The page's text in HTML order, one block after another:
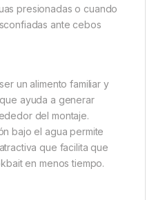
presionadas o cuando
ante cebos
un alimento familiar y
ayuda a generar
del montaje.
bajo el agua permite
que facilita que
en menos tiempo.